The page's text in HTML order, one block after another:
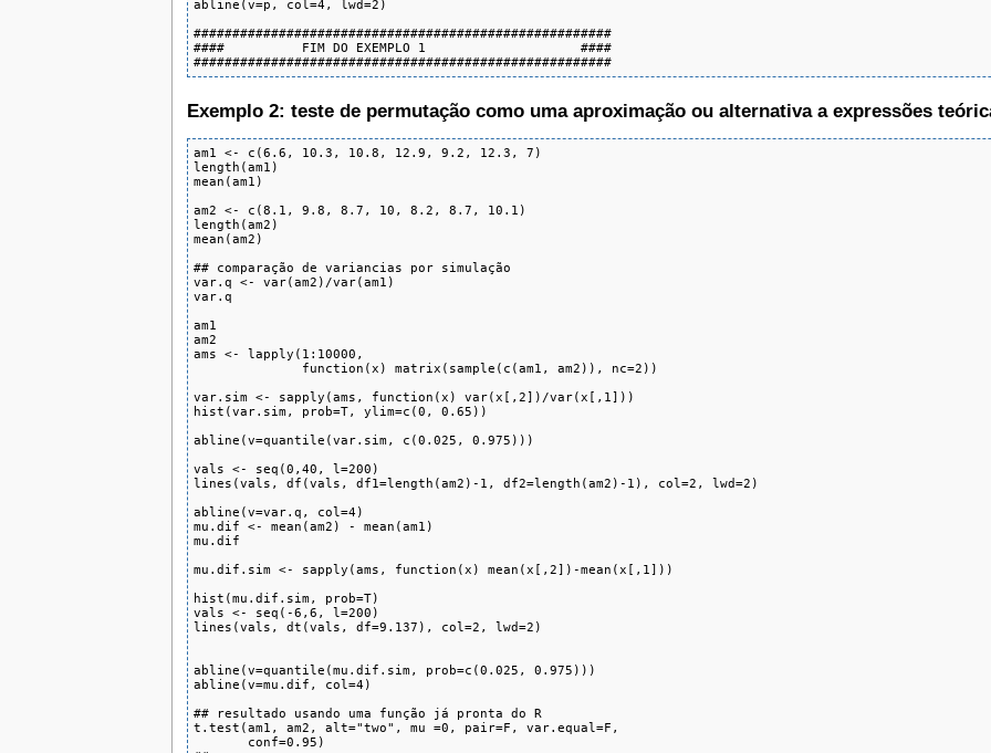
abline(v=p, col=4, lwd=2)
######################################################
####          FIM DO EXEMPLO 1                    ####
######################################################
Exemplo 2: teste de permutação como uma aproximação ou alternativa a expressões
am1 <- c(6.6, 10.3, 10.8, 12.9, 9.2, 12.3, 7)
length(am1)
mean(am1)
am2 <- c(8.1, 9.8, 8.7, 10, 8.2, 8.7, 10.1)
length(am2)
mean(am2)
## comparação de variancias por simulação
var.q <- var(am2)/var(am1)
var.q
am1
am2
ams <- lapply(1:10000,
              function(x) matrix(sample(c(am1, am2)), nc=2))
var.sim <- sapply(ams, function(x) var(x[,2])/var(x[,1]))
hist(var.sim, prob=T, ylim=c(0, 0.65))
abline(v=quantile(var.sim, c(0.025, 0.975)))
vals <- seq(0,40, l=200)
lines(vals, df(vals, df1=length(am2)-1, df2=length(am2)-1), col=2, lwd=2)
abline(v=var.q, col=4)
mu.dif <- mean(am2) - mean(am1)
mu.dif
mu.dif.sim <- sapply(ams, function(x) mean(x[,2])-mean(x[,1]))
hist(mu.dif.sim, prob=T)
vals <- seq(-6,6, l=200)
lines(vals, dt(vals, df=9.137), col=2, lwd=2)
abline(v=quantile(mu.dif.sim, prob=c(0.025, 0.975)))
abline(v=mu.dif, col=4)
## resultado usando uma função já pronta do R
t.test(am1, am2, alt="two", mu =0, pair=F, var.equal=F,
       conf=0.95)